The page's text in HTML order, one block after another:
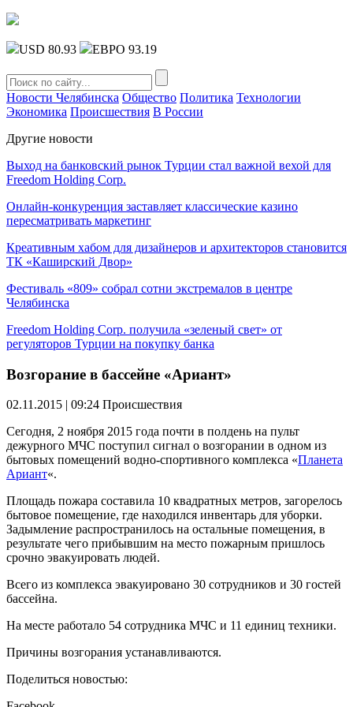
USD 80.93 ЕВРО 93.19
Новости Челябинска Общество Политика Технологии
Экономика Происшествия В России
Другие новости
Выход на банковский рынок Турции стал важной вехой для
Freedom Holding Corp.
Онлайн-конкуренция заставляет классические казино
пересматривать маркетинг
Креативным хабом для дизайнеров и архитекторов становится
ТК «Каширский Двор»
Фестиваль «809» собрал сотни экстремалов в центре
Челябинска
Freedom Holding Corp. получила «зеленый свет» от
регуляторов Турции на покупку банка
Возгорание в бассейне «Ариант»
02.11.2015 | 09:24 Происшествия
Сегодня, 2 ноября 2015 года почти в полдень на пульт
дежурного МЧС поступил сигнал о возгорании в одном из
бытовых помещений водно-спортивного комплекса «Планета
Ариант«.
Площадь пожара составила 10 квадратных метров, загорелось
бытовое помещение, где находился инвентарь для уборки.
Задымление распространилось на остальные помещения, в
результате чего прибывшим на место пожарным пришлось
срочно эвакуировать людей.
Всего из комплекса эвакуировано 30 сотрудников и 30 гостей
бассейна.
На месте работало 54 сотрудника МЧС и 11 единиц техники.
Причины возгорания устанавливаются.
Поделиться новостью: